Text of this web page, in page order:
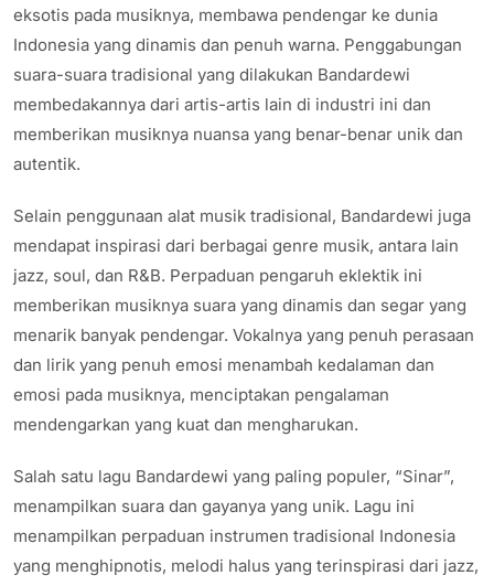
eksotis pada musiknya, membawa pendengar ke dunia
Indonesia yang dinamis dan penuh warna. Penggabungan
suara-suara tradisional yang dilakukan Bandardewi
membedakannya dari artis-artis lain di industri ini dan
memberikan musiknya nuansa yang benar-benar unik dan
autentik.
Selain penggunaan alat musik tradisional, Bandardewi juga
mendapat inspirasi dari berbagai genre musik, antara lain
jazz, soul, dan R&B. Perpaduan pengaruh eklektik ini
memberikan musiknya suara yang dinamis dan segar yang
menarik banyak pendengar. Vokalnya yang penuh perasaan
dan lirik yang penuh emosi menambah kedalaman dan
emosi pada musiknya, menciptakan pengalaman
mendengarkan yang kuat dan mengharukan.
Salah satu lagu Bandardewi yang paling populer, “Sinar”,
menampilkan suara dan gayanya yang unik. Lagu ini
menampilkan perpaduan instrumen tradisional Indonesia
yang menghipnotis, melodi halus yang terinspirasi dari jazz,